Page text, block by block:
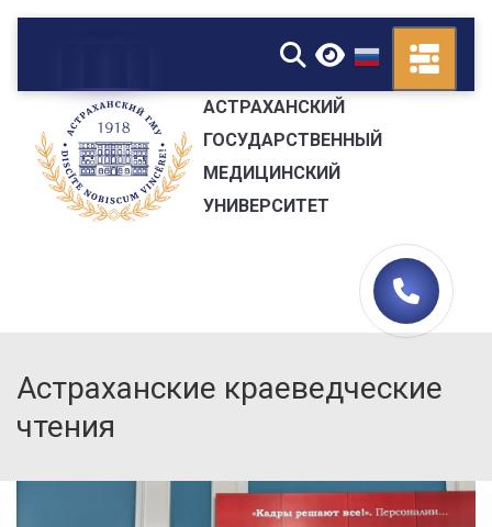
▼
АСТРАХАНСКИЙ
ГОСУДАРСТВЕННЫЙ
МЕДИЦИНСКИЙ
УНИВЕРСИТЕТ
Астраханские краеведческие
чтения